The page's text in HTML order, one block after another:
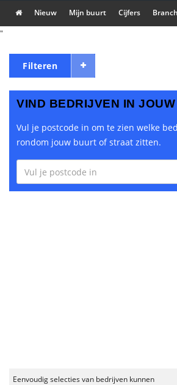
Nieuw Mijn buurt Cijfers
"
Filteren
VIND BEDRIJVEN IN
Vul je postcode in om te zien welke
rondom jouw buurt of straat zitten.
Eenvoudig selecties van bedrijven kunnen